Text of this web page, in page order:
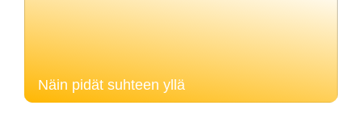
Näin pidät suhteen yllä